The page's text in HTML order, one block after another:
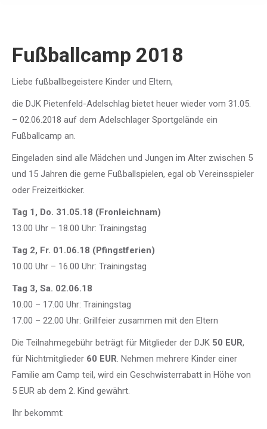
Fußballcamp 2018
Liebe fußballbegeistere Kinder und Eltern,
die DJK Pietenfeld-Adelschlag bietet heuer wieder vom 31.05.
– 02.06.2018 auf dem Adelschlager Sportgelände ein
Fußballcamp an.
Eingeladen sind alle Mädchen und Jungen im Alter zwischen 5
und 15 Jahren die gerne Fußballspielen, egal ob Vereinsspieler
oder Freizeitkicker.
Tag 1, Do. 31.05.18 (Fronleichnam)
13.00 Uhr – 18.00 Uhr: Trainingstag
Tag 2, Fr. 01.06.18 (Pfingstferien)
10.00 Uhr – 16.00 Uhr: Trainingstag
Tag 3, Sa. 02.06.18
10.00 – 17.00 Uhr: Trainingstag
17.00 – 22.00 Uhr: Grillfeier zusammen mit den Eltern
Die Teilnahmegebühr beträgt für Mitglieder der DJK 50 EUR,
für Nichtmitglieder 60 EUR. Nehmen mehrere Kinder einer
Familie am Camp teil, wird ein Geschwisterrabatt in Höhe von
5 EUR ab dem 2. Kind gewährt.
Ihr bekommt: